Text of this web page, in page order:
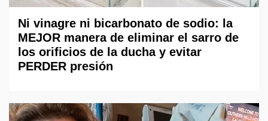
Ni vinagre ni bicarbonato de sodio: la
MEJOR manera de eliminar el sarro de
los orificios de la ducha y evitar
PERDER presión